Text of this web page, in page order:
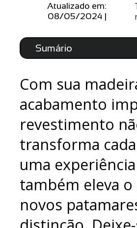
Atualizado em:
08/05/2024 |
Sumário
Com sua
acabamento
revestimento
transforma
uma
também eleva
novos